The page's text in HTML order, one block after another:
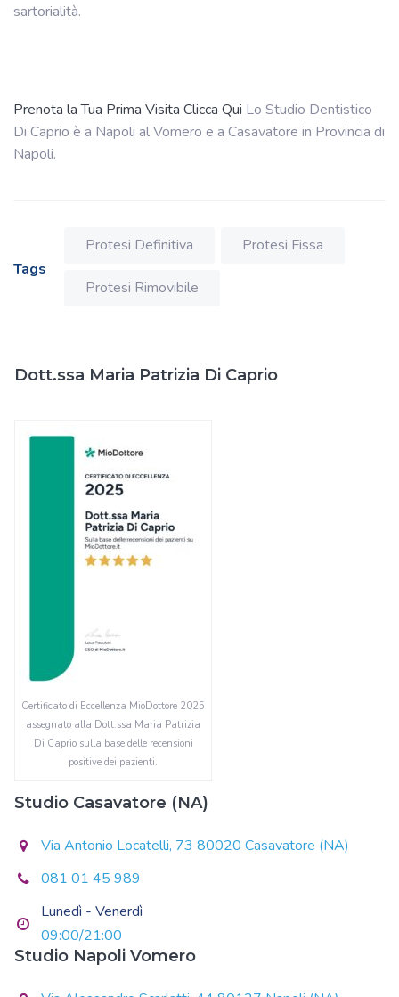
sartorialità.
Prenota la Tua Prima Visita Clicca Qui Lo Studio Dentistico
Di Caprio è a Napoli al Vomero e a Casavatore in Provincia di
Napoli.
Tags
Protesi Definitiva Protesi Fissa
Protesi Rimovibile
Dott.ssa Maria Patrizia Di Caprio
Certificato di Eccellenza MioDottore 2025
assegnato alla Dott.ssa Maria Patrizia
Di Caprio sulla base delle recensioni
positive dei pazienti.
Studio Casavatore (NA)
Via Antonio Locatelli, 73 80020 Casavatore (NA)
081 01 45 989
Lunedì - Venerdì
09:00/21:00
Studio Napoli Vomero